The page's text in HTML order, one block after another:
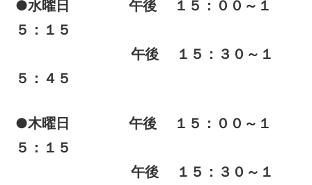
●水曜日 午後 １５：００～１
５：１５
午後 １５：３０～１
５：４５
●木曜日 午後 １５：００～１
５：１５
午後 １５：３０～１